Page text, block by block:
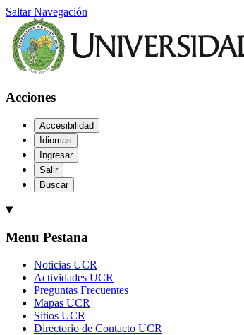
Saltar Navegación
Acciones
Accesibilidad
Idiomas
Ingresar
Salir
Buscar
Menu Pestana
Noticias UCR
Actividades UCR
Preguntas Frecuentes
Mapas UCR
Sitios UCR
Directorio de Contacto UCR